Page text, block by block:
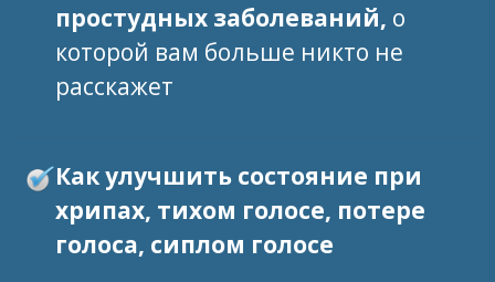
простудных заболеваний, о
которой вам больше никто не
расскажет
Как улучшить состояние при
хрипах, тихом голосе, потере
голоса, сиплом голосе